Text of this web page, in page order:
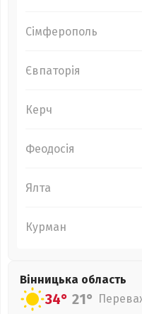
Сімферополь
Євпаторія
Керч
Феодосія
Ялта
Курман
Вінницька область
34° 21°